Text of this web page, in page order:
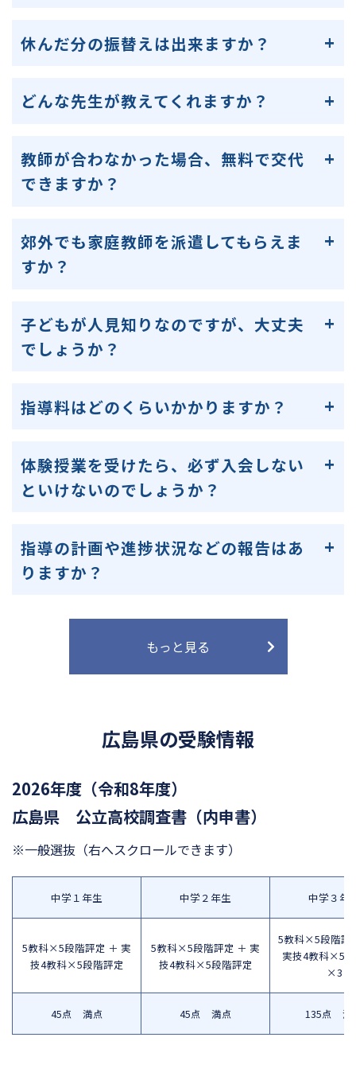
休んだ分の振替えは出来ますか？
どんな先生が教えてくれますか？
教師が合わなかった場合、無料で交代
できますか？
郊外でも家庭教師を派遣してもらえま
すか？
子どもが人見知りなのですが、大丈夫
でしょうか？
指導料はどのくらいかかりますか？
体験授業を受けたら、必ず入会しない
といけないのでしょうか？
指導の計画や進捗状況などの報告はあ
りますか？
もっと見る
広島県の受験情報
2026年度（令和8年度）
広島県 公立高校調査書（内申書）
※一般選抜 （右へスクロールできます）
中学１年生
5教科×5段階評定 ＋ 実
技4教科×5段階評定
45点 満点
中学２年生
5教科×5段階評定 ＋ 実
技4教科×5段階評定
45点 満点
中学３年
5教科×5段階評
実技4教科×5
×3
135点 満